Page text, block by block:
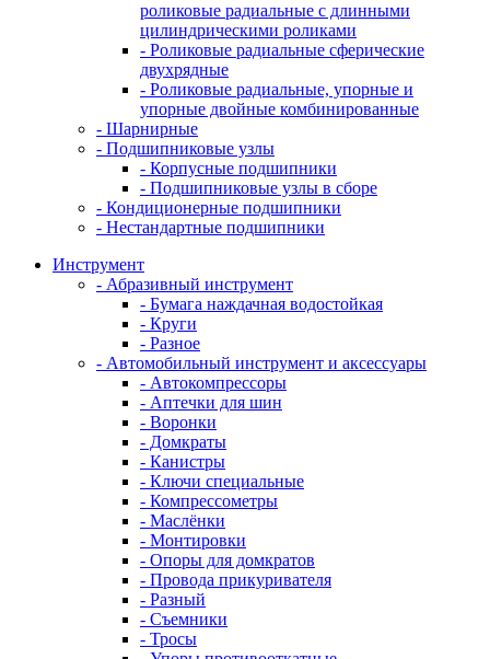
роликовые радиальные с длинными
цилиндрическими роликами
- Роликовые радиальные сферические
двухрядные
- Роликовые радиальные, упорные и
упорные двойные комбинированные
- Шарнирные
- Подшипниковые узлы
- Корпусные подшипники
- Подшипниковые узлы в сборе
- Кондиционерные подшипники
- Нестандартные подшипники
Инструмент
- Абразивный инструмент
- Бумага наждачная водостойкая
- Круги
- Разное
- Автомобильный инструмент и аксессуары
- Автокомпрессоры
- Аптечки для шин
- Воронки
- Домкраты
- Канистры
- Ключи специальные
- Компрессометры
- Маслёнки
- Монтировки
- Опоры для домкратов
- Провода прикуривателя
- Разный
- Съемники
- Тросы